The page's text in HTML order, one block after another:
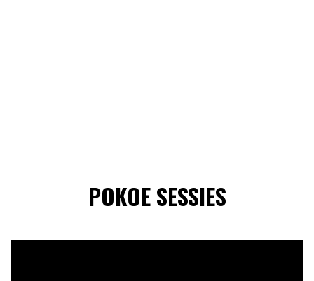
POKOE SESSIES